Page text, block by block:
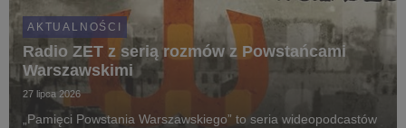
AKTUALNOŚCI
Radio ZET z serią rozmów z Powstańcami
Warszawskimi
27 lipca 2026
„Pamięci Powstania Warszawskiego” to seria wideopodcastów